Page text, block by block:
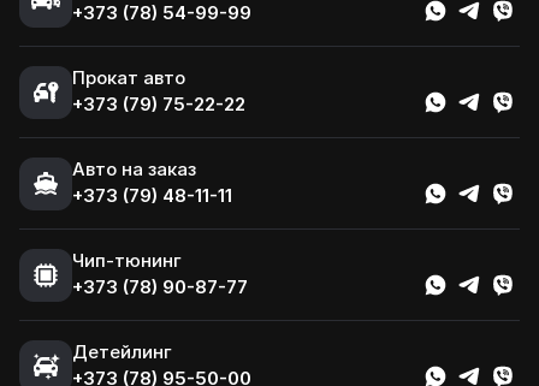
+373 (78) 54-99-99
Прокат авто
+373 (79) 75-22-22
Авто на заказ
+373 (79) 48-11-11
Чип-тюнинг
+373 (78) 90-87-77
Детейлинг
+373 (78) 95-50-00